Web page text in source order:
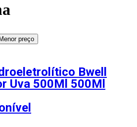
preço
Bwell
Uva 500Ml 500Ml